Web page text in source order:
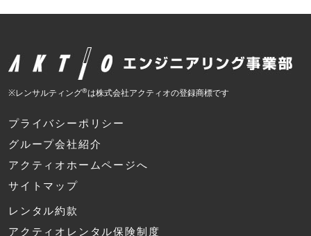
※レンサルティング®は株式会社アクティオの登録商標です
プライバシーポリシー
グループ会社紹介
アクティオホームページへ
サイトマップ
レンタル約款
アクティオレンタル保険制度